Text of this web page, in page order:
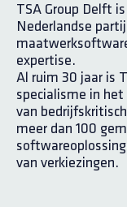
TSA Group Delft
Nederlandse
expertise.
Al ruim 30 jaar is
specialisme in
van
meer dan 100
van verkiezingen.